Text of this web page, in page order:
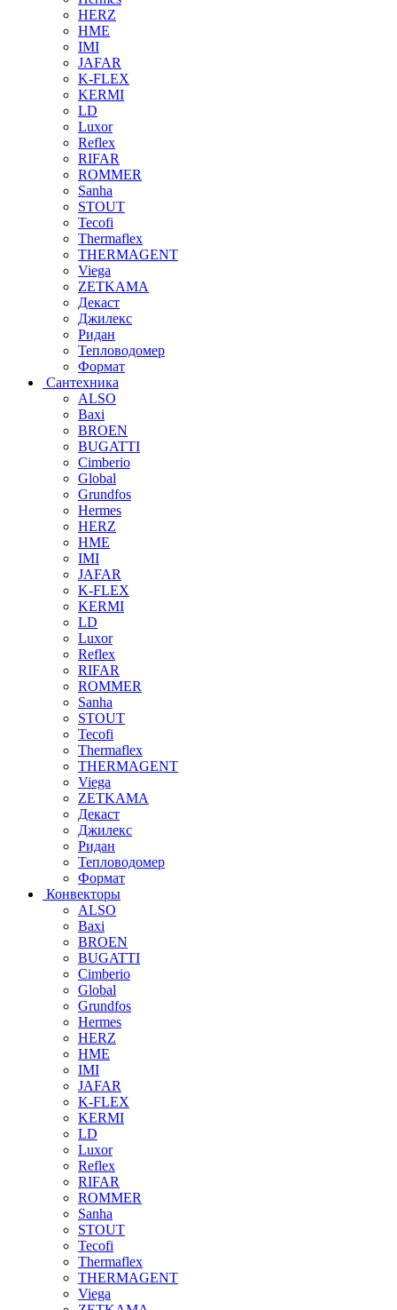
HERZ
HME
IMI
JAFAR
K-FLEX
KERMI
LD
Luxor
Reflex
RIFAR
ROMMER
Sanha
STOUT
Tecofi
Thermaflex
THERMAGENT
Viega
ZETKAMA
Декаст
Джилекс
Ридан
Тепловодомер
Формат
Сантехника
ALSO
Baxi
BROEN
BUGATTI
Cimberio
Global
Grundfos
Hermes
HERZ
HME
IMI
JAFAR
K-FLEX
KERMI
LD
Luxor
Reflex
RIFAR
ROMMER
Sanha
STOUT
Tecofi
Thermaflex
THERMAGENT
Viega
ZETKAMA
Декаст
Джилекс
Ридан
Тепловодомер
Формат
Конвекторы
ALSO
Baxi
BROEN
BUGATTI
Cimberio
Global
Grundfos
Hermes
HERZ
HME
IMI
JAFAR
K-FLEX
KERMI
LD
Luxor
Reflex
RIFAR
ROMMER
Sanha
STOUT
Tecofi
Thermaflex
THERMAGENT
Viega